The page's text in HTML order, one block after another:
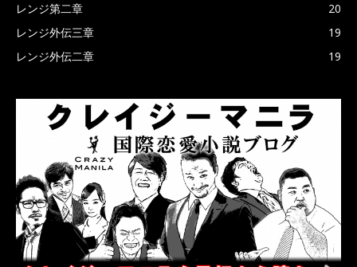
レンジ第二章
20
レンジ外伝三章
19
レンジ外伝二章
19